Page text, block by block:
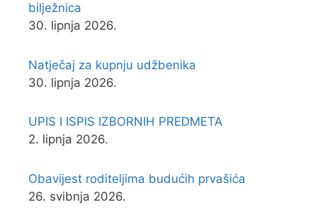
bilježnica
30. lipnja 2026.
Natječaj za kupnju udžbenika
30. lipnja 2026.
UPIS I ISPIS IZBORNIH PREDMETA
2. lipnja 2026.
Obavijest roditeljima budućih prvašića
26. svibnja 2026.